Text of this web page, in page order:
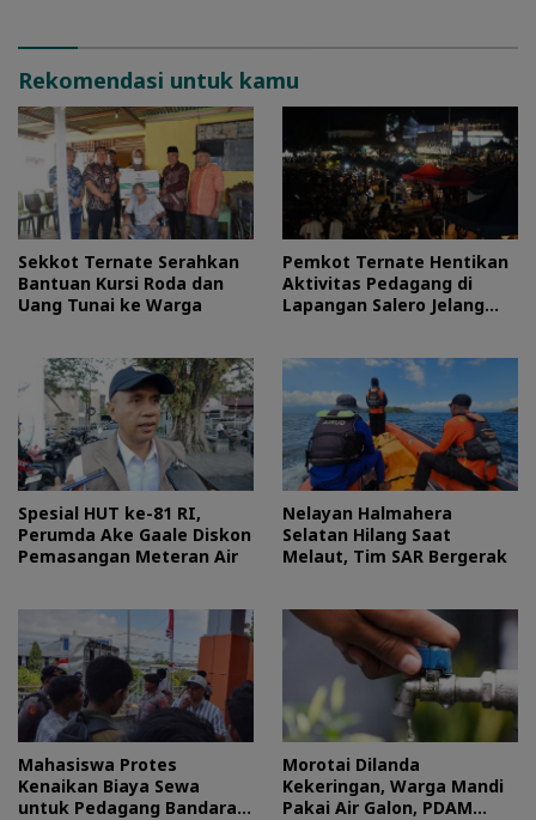
Rekomendasi untuk kamu
Sekkot Ternate Serahkan
Bantuan Kursi Roda dan
Uang Tunai ke Warga
Pemkot Ternate Hentikan
Aktivitas Pedagang di
Lapangan Salero Jelang
Spesial HUT ke-81 RI,
Perumda Ake Gaale Diskon
Pemasangan Meteran Air
Nelayan Halmahera
Selatan Hilang Saat
Melaut, Tim SAR Bergerak
Mahasiswa Protes
Kenaikan Biaya Sewa
untuk Pedagang Bandara
Morotai Dilanda
Kekeringan, Warga Mandi
Pakai Air Galon, PDAM